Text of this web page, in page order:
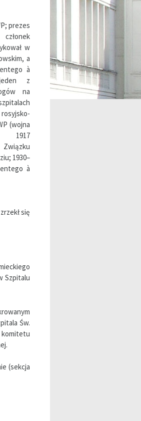
prezes
w
a
à
z
na
(wojna
1917
1930–
à
się
Szpitalu
Św.
komitetu
(sekcja